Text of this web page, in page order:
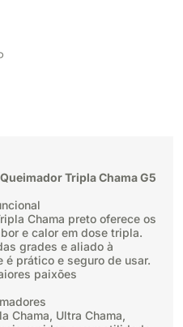
Tripla Chama G5
Chama preto oferece os
e calor em dose tripla.
grades e aliado à
prático e seguro de usar.
paixões
Chama, Ultra Chama,